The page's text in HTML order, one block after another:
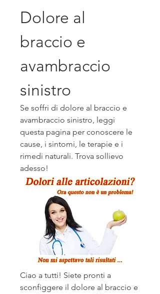
Dolore al
braccio e
avambraccio
sinistro
Se soffri di dolore al braccio e
avambraccio sinistro, leggi
questa pagina per conoscere le
cause, i sintomi, le terapie e i
rimedi naturali. Trova sollievo
adesso!
Ciao a tutti! Siete pronti a
sconfiggere il dolore al braccio e